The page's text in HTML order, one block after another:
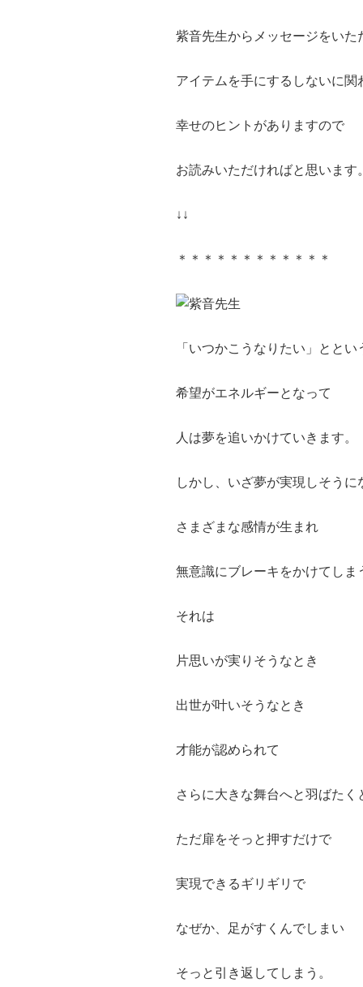
紫音先生からメッセージをいた
アイテムを手にするしないに関
幸せのヒントがありますので
お読みいただければと思います。
↓↓
＊＊＊＊＊＊＊＊＊＊＊＊
「いつかこうなりたい」ととい
希望がエネルギーとなって
人は夢を追いかけていきます。
しかし、いざ夢が実現しそうに
さまざまな感情が生まれ
無意識にブレーキをかけてしま
それは
片思いが実りそうなとき
出世が叶いそうなとき
才能が認められて
さらに大きな舞台へと羽ばたく
ただ扉をそっと押すだけで
実現できるギリギリで
なぜか、足がすくんでしまい
そっと引き返してしまう。